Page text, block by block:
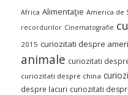
Africa Alimentaţie America de
recordurilor Cinematografie
2015 curiozitati despre
animale curiozitati
curiozitati despre china
despre lacuri curiozitati